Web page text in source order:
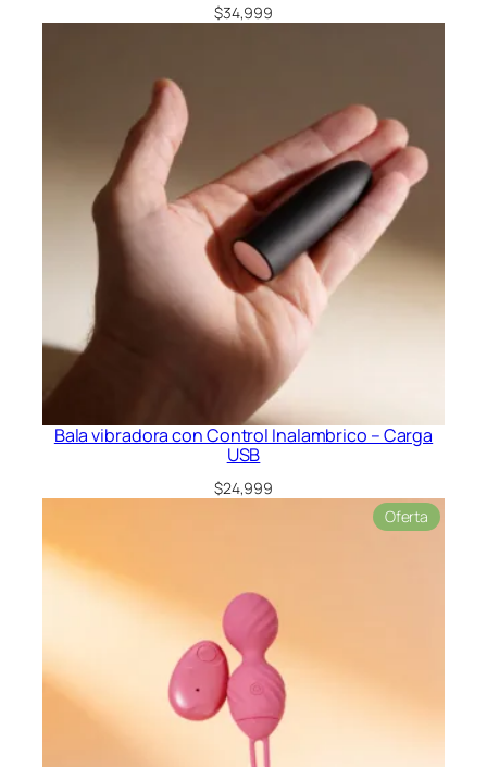
$34,999
Bala vibradora con Control Inalambrico – Carga
USB
$24,999
Oferta
en